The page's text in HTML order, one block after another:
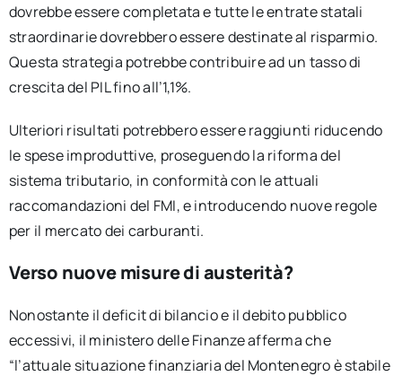
dovrebbe essere completata e tutte le entrate statali
straordinarie dovrebbero essere destinate al risparmio.
Questa strategia potrebbe contribuire ad un tasso di
crescita del PIL fino all’1,1%.
Ulteriori risultati potrebbero essere raggiunti riducendo
le spese improduttive, proseguendo la riforma del
sistema tributario, in conformità con le attuali
raccomandazioni del FMI, e introducendo nuove regole
per il mercato dei carburanti.
Verso nuove misure di austerità?
Nonostante il deficit di bilancio e il debito pubblico
eccessivi, il ministero delle Finanze afferma che
“l’attuale situazione finanziaria del Montenegro è stabile